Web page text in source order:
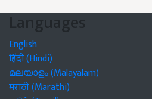
Languages
English
हिंदी (Hindi)
മലയാളം (Malayalam)
मराठी (Marathi)